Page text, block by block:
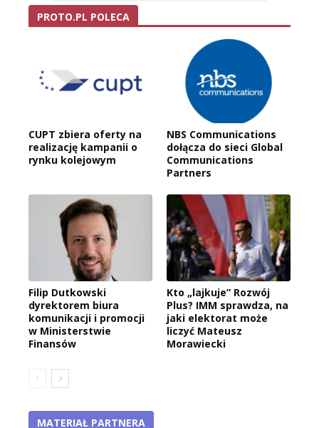
PROTO.PL POLECA
CUPT zbiera oferty na
realizację kampanii o
rynku kolejowym
NBS Communications
dołącza do sieci Global
Communications
Partners
Filip Dutkowski
dyrektorem biura
komunikacji i promocji
w Ministerstwie
Finansów
Kto „lajkuje” Rozwój
Plus? IMM sprawdza, na
jaki elektorat może
liczyć Mateusz
Morawiecki
MATERIAŁ PARTNERA